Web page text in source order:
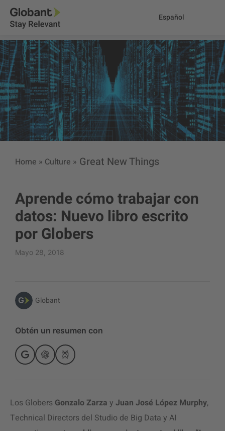
Español
Home » Culture » Great New Things
Aprende cómo trabajar con
datos: Nuevo libro escrito
por Globers
Mayo 28, 2018
Globant
Obtén un resumen con
Los Globers Gonzalo Zarza y Juan José López Murphy,
Technical Directors del Studio de Big Data y AI